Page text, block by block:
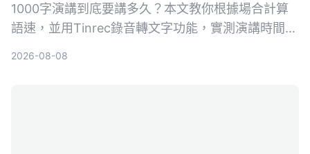
1000字演講到底要講多久？本文教你根據場合計算
語速，並用Tinrec錄音轉文字功能，實測演講時間、
2026-08-08